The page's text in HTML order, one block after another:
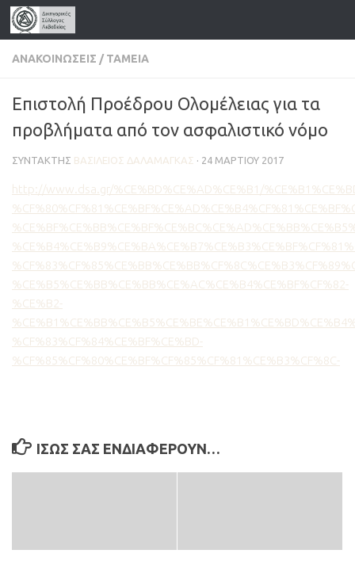
Skip to content
ΑΝΑΚΟΙΝΏΣΕΙΣ / ΤΑΜΕΊΑ
Επιστολή Προέδρου Ολομέλειας για τα
προβλήματα από τον ασφαλιστικό νόμο
ΣΥΝΤΆΚΤΗΣ ΒΑΣΊΛΕΙΟΣ ΔΑΛΑΜΆΓΚΑΣ · 24 ΜΑΡΤΊΟΥ 2017
http://www.dsa.gr/%CE%BD%CE%AD%CE%B1/
%CE%B5%CE%BB%CE%BB%CE%AC%CE%B4%CE%BF%CF%82-
%CE%B2-
%CF%83%CF%84%CE%BF%CE%BD-
%CF%85%CF%80%CE%BF%CF%85%CF%81%CE%B3%CF%8C-
ΊΣΩΣ ΣΑΣ ΕΝΔΙΑΦΈΡΟΥΝ…